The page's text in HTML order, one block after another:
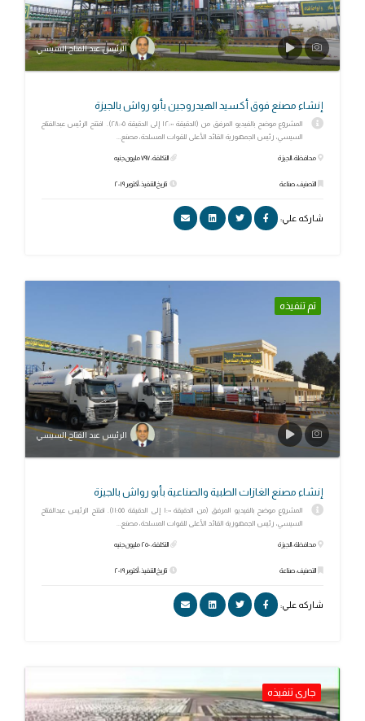
الرئيس عبد الفتاح السيسي
إنشاء مصنع فوق أكسيد الهيدروجين بأبو رواش بالجيزة
المشروع موضح بالفيديو المرفق من (الدقيقة ١٢:٠٠ إلى الدقيقة ٢٨:٠٥). افتتح الرئيس عبدالفتاح
السيسي، رئيس الجمهورية القائد الأعلى للقوات المسلحة، مصنع...
محافظة: الجيزة
التصنيف: صناعة
التكلفة: ٧٩٧ مليون جنيه
تاريخ التنفيذ: أكتوبر ٢٠١٩
شاركه علي:
تم تنفيذه
الرئيس عبد الفتاح السيسي
إنشاء مصنع الغازات الطبية والصناعية بأبو رواش بالجيزة
المشروع موضح بالفيديو المرفق (من الدقيقة ١:٠٠ إلى الدقيقة ١١:٥٥). افتتح الرئيس عبدالفتاح
السيسي، رئيس الجمهورية القائد الأعلى للقوات المسلحة، مصنع...
محافظة: الجيزة
التصنيف: صناعة
التكلفة: ٢٥٠ مليون جنيه
تاريخ التنفيذ: أكتوبر ٢٠١٩
شاركه علي:
جارى تنفيذه